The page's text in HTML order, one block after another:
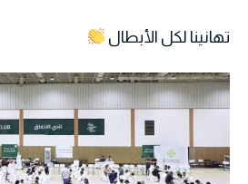
تهانينا لكل الأبطال